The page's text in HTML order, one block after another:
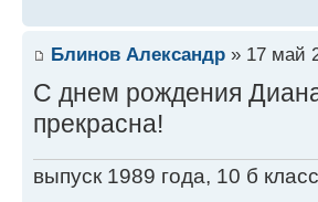
Блинов Александр » 17 май
С днем рождения
прекрасна!
выпуск 1989 года, 10 б